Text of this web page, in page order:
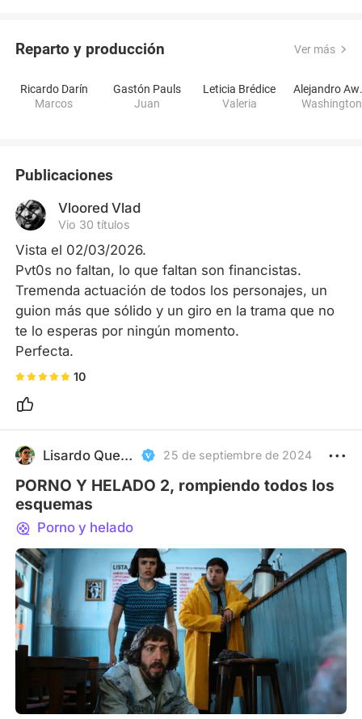
Reparto y producción Ver más
Ricardo Darín
Marcos
Gastón Pauls
Juan
Leticia Brédice
Valeria
Washington
Publicaciones
Vloored Vlad
Vio 30 títulos
Vista el 02/03/2026.
Pvt0s no faltan, lo que faltan son financistas.
Tremenda actuación de todos los personajes, un
guion más que sólido y un giro en la trama que no
te lo esperas por ningún momento.
Perfecta.
10
Lisardo Quevedo 25 de septiembre de 2024
PORNO Y HELADO 2, rompiendo todos los
esquemas
Porno y helado